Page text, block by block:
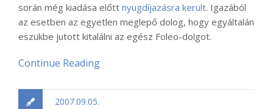
során még kiadása előtt nyugdíjazásra került. Igazából
az esetben az egyetlen meglepő dolog, hogy egyáltalán
eszükbe jutott kitalálni az egész Foleo-dolgot.
Continue Reading
2007.09.05.